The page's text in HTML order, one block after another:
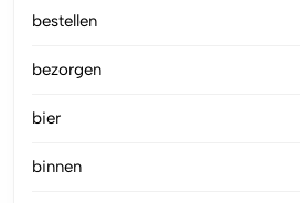
bestellen
bezorgen
bier
binnen